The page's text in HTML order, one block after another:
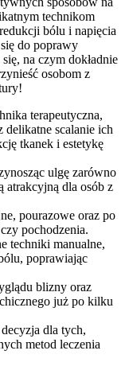
technikom
bólu i napięcia
do poprawy
na czym dokładnie
osobom z
terapeutyczna,
delikatne scalanie ich
tkanek i estetykę
ulgę zarówno
atrakcyjną dla osób z
pourazowe oraz po
pochodzenia.
techniki manualne,
poprawiając
blizny oraz
już po kilku
dla tych,
metod leczenia